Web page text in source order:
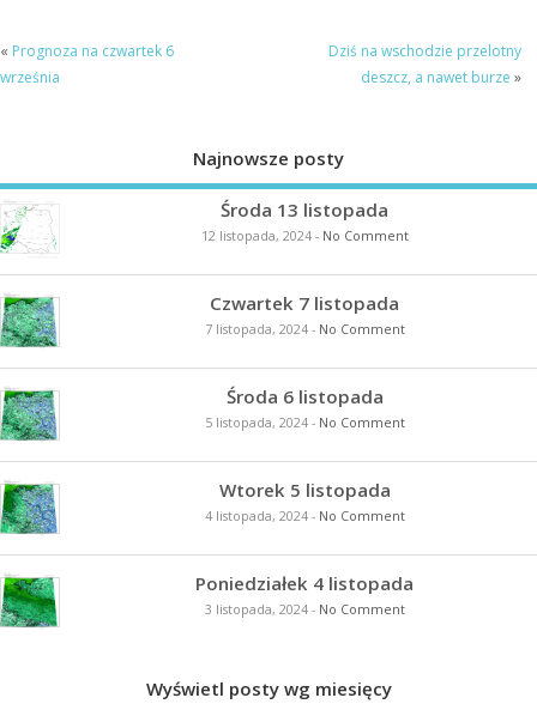
« Prognoza na czwartek 6
września
Dziś na wschodzie przelotny
deszcz, a nawet burze »
Najnowsze posty
Środa 13 listopada
12 listopada, 2024- No Comment
Czwartek 7 listopada
7 listopada, 2024- No Comment
Środa 6 listopada
5 listopada, 2024- No Comment
Wtorek 5 listopada
4 listopada, 2024- No Comment
Poniedziałek 4 listopada
3 listopada, 2024- No Comment
Wyświetl posty wg miesięcy